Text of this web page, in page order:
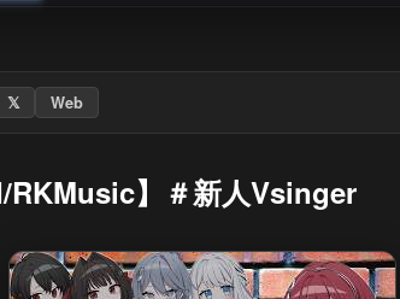
𝕏 Web
】＃新人Vsinger